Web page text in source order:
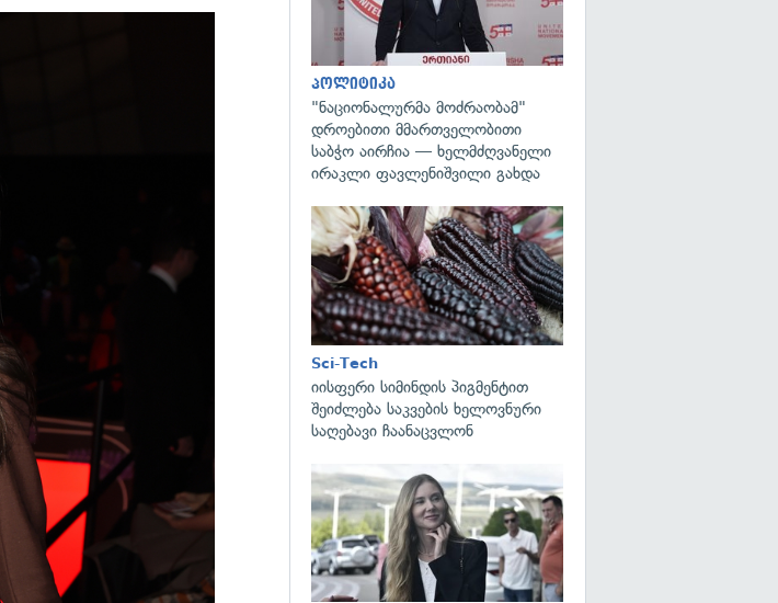
პოლიტიკა
"ნაციონალურმა მოძრაობამ"
დროებითი მმართველობითი
საბჭო აირჩია — ხელმძღვანელი
ირაკლი ფავლენიშვილი გახდა
Sci-Tech
იისფერი სიმინდის პიგმენტით
შეიძლება საკვების ხელოვნური
საღებავი ჩაანაცვლონ